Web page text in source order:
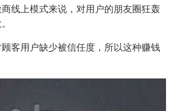
线上模式来说，对用户的朋友圈狂轰
用户缺少被信任度，所以这种赚钱